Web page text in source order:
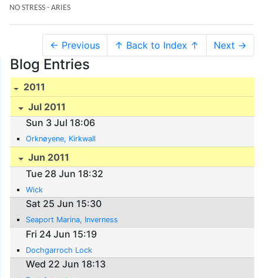
NO STRESS - ARIES
← Previous ↑ Back to Index ↑ Next →
Blog Entries
2011
Jul 2011
Sun 3 Jul 18:06
Orknøyene, Kirkwall
Jun 2011
Tue 28 Jun 18:32
Wick
Sat 25 Jun 15:30
Seaport Marina, Inverness
Fri 24 Jun 15:19
Dochgarroch Lock
Wed 22 Jun 18:13